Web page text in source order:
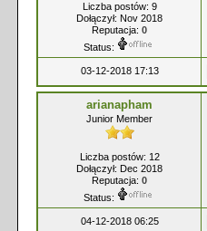
Liczba postów: 9
Dołączył: Nov 2018
Reputacja: 0
Status:
03-12-2018 17:13
arianapham
Junior Member
Liczba postów: 12
Dołączył: Dec 2018
Reputacja: 0
Status:
04-12-2018 06:25